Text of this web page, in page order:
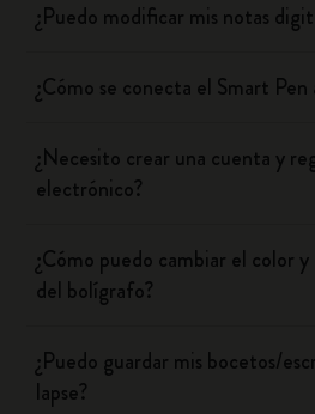
¿Puedo modificar mis notas
¿Cómo se conecta el Smart
¿Necesito crear una cuenta y
electrónico?
¿Cómo puedo cambiar el color
del bolígrafo?
¿Puedo guardar mis bocetos/
lapse?